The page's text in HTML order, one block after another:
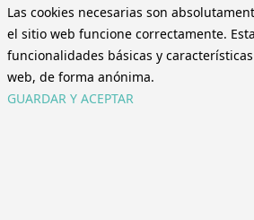
Las cookies necesarias son
el sitio web funcione correctamente.
funcionalidades básicas y
web, de forma anónima.
GUARDAR Y ACEPTAR